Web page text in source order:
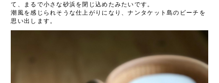
て、まるで小さな砂浜を閉じ込めたみたいです。
潮風を感じられそうな仕上がりになり、ナンタケット島のビーチを
思い出します。